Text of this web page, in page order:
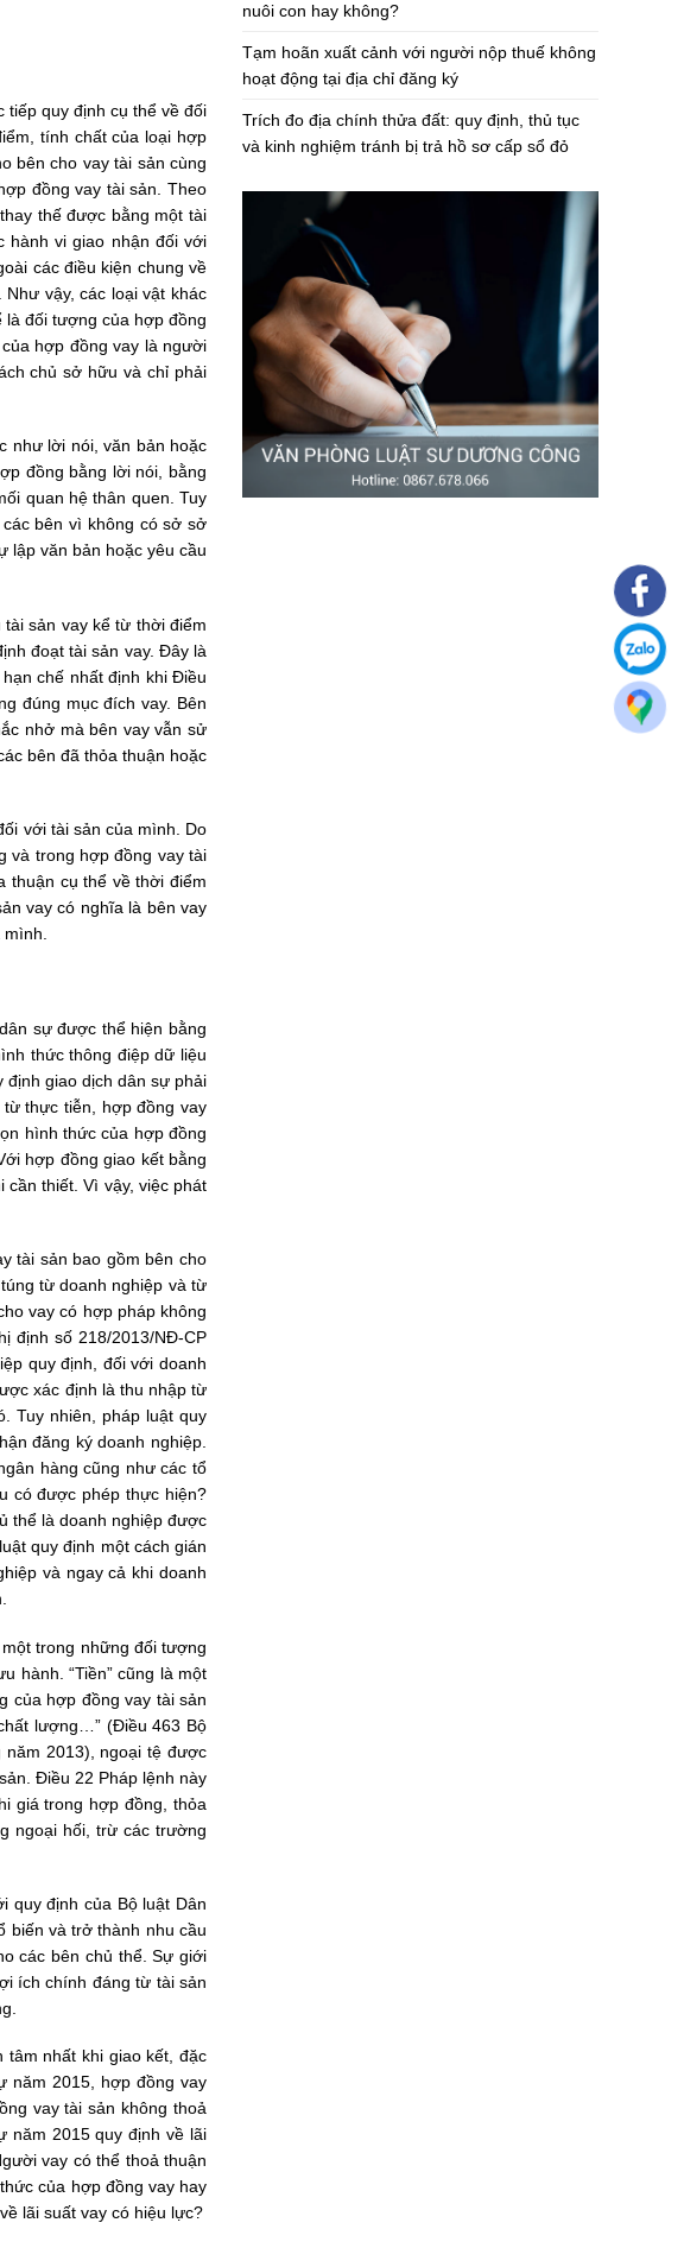
tiếp quy định cụ thể về đối
tính chất của loại hợp
bên cho vay tài sản cùng
đồng vay tài sản. Theo
thế được bằng một tài
hành vi giao nhận đối với
các điều kiện chung về
vậy, các loại vật khác
đối tượng của hợp đồng
hợp đồng vay là người
chủ sở hữu và chỉ phải
như lời nói, văn bản hoặc
đồng bằng lời nói, bằng
quan hệ thân quen. Tuy
bên vì không có sở sở
lập văn bản hoặc yêu cầu
sản vay kể từ thời điểm
đoạt tài sản vay. Đây là
chế nhất định khi Điều
đúng mục đích vay. Bên
nhở mà bên vay vẫn sử
bên đã thỏa thuận hoặc
với tài sản của mình. Do
và trong hợp đồng vay tài
thuận cụ thể về thời điểm
vay có nghĩa là bên vay
sự được thể hiện bằng
thức thông điệp dữ liệu
giao dịch dân sự phải
thực tiễn, hợp đồng vay
hình thức của hợp đồng
hợp đồng giao kết bằng
thiết. Vì vậy, việc phát
tài sản bao gồm bên cho
từ doanh nghiệp và từ
vay có hợp pháp không
định số 218/2013/NĐ-CP
quy định, đối với doanh
xác định là thu nhập từ
Tuy nhiên, pháp luật quy
đăng ký doanh nghiệp.
hàng cũng như các tổ
có được phép thực hiện?
thể là doanh nghiệp được
quy định một cách gián
và ngay cả khi doanh
trong những đối tượng
hành. “Tiền” cũng là một
của hợp đồng vay tài sản
lượng…” (Điều 463 Bộ
năm 2013), ngoại tệ được
Điều 22 Pháp lệnh này
giá trong hợp đồng, thỏa
ngoại hối, trừ các trường
quy định của Bộ luật Dân
biến và trở thành nhu cầu
các bên chủ thể. Sự giới
ích chính đáng từ tài sản
tâm nhất khi giao kết, đặc
năm 2015, hợp đồng vay
vay tài sản không thoả
năm 2015 quy định về lãi
vay có thể thoả thuận
của hợp đồng vay hay
lãi suất vay có hiệu lực?
nuôi con hay không?
Tạm hoãn xuất cảnh với người nộp thuế không
hoạt động tại địa chỉ đăng ký
Trích đo địa chính thửa đất: quy định, thủ tục
và kinh nghiệm tránh bị trả hồ sơ cấp sổ đỏ